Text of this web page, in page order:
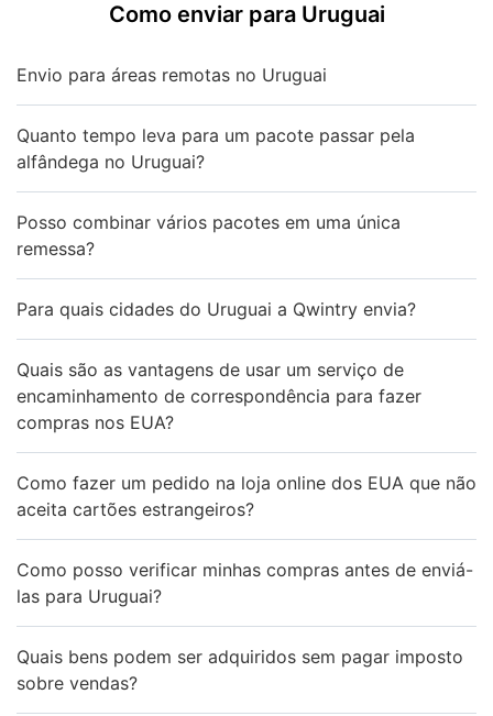
Como enviar para Uruguai
Envio para áreas remotas no Uruguai
Quanto tempo leva para um pacote passar pela
alfândega no Uruguai?
Posso combinar vários pacotes em uma única
remessa?
Para quais cidades do Uruguai a Qwintry envia?
Quais são as vantagens de usar um serviço de
encaminhamento de correspondência para fazer
compras nos EUA?
Como fazer um pedido na loja online dos EUA que não
aceita cartões estrangeiros?
Como posso verificar minhas compras antes de enviá-
las para Uruguai?
Quais bens podem ser adquiridos sem pagar imposto
sobre vendas?